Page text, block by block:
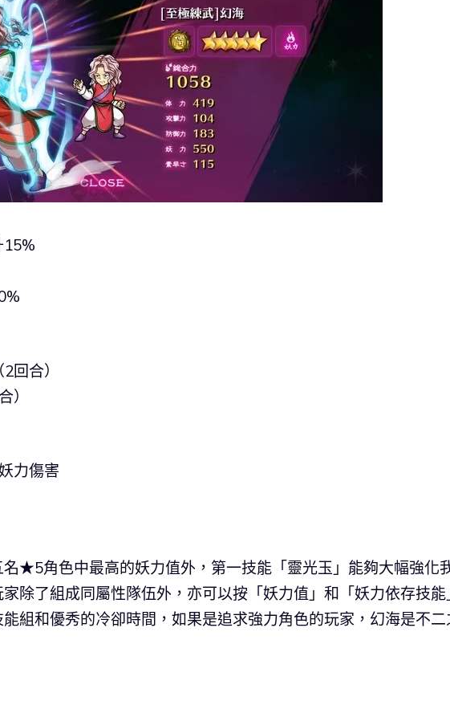
15%
回合）
）
力傷害
★5角色中最高的妖力值外，第一技能「靈光玉」能夠大幅強化
除了組成同屬性隊伍外，亦可以按「妖力值」和「妖力依存技能
組和優秀的冷卻時間，如果是追求強力角色的玩家，幻海是不二